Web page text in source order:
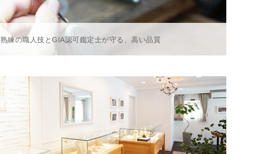
熟練の職人技とGIA認可鑑定士が守る、高い品質